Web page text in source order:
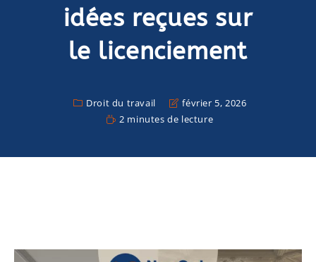
idées reçues sur
le licenciement
Droit du travail
février 5, 2026
2 minutes de lecture